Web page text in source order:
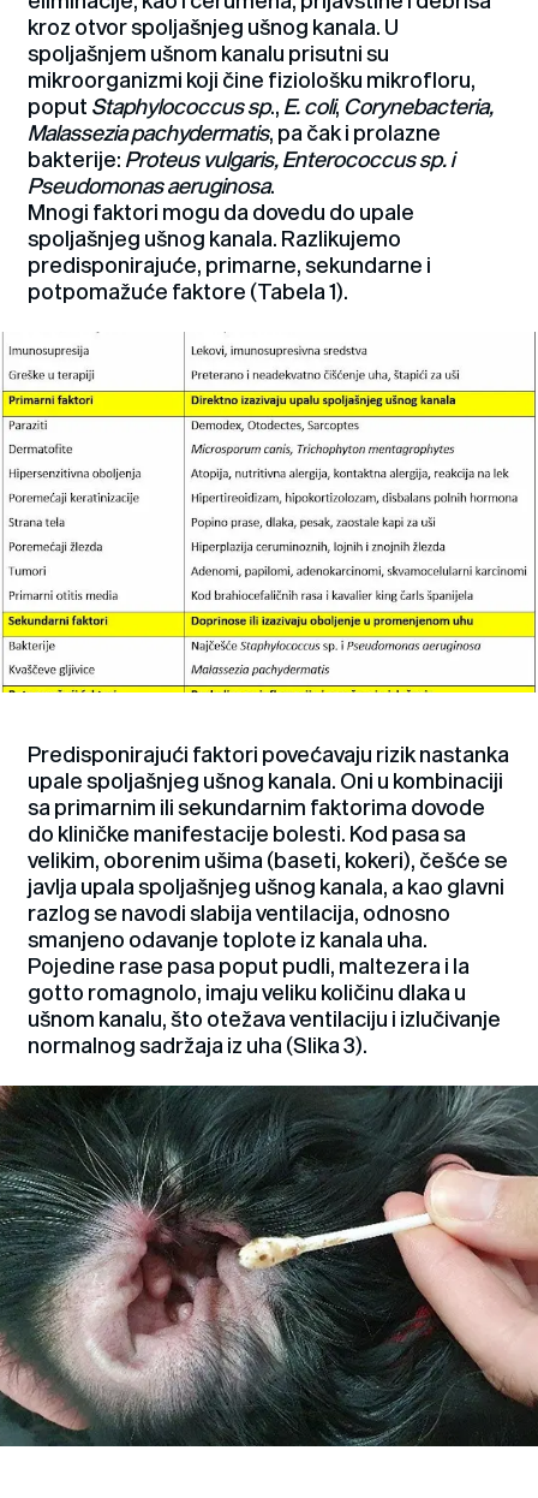
kroz otvor spoljašnjeg ušnog kanala. U
spoljašnjem ušnom kanalu prisutni su
mikroorganizmi koji čine fiziološku mikrofloru,
poput Staphylococcus sp., E. coli, Corynebacteria,
Malassezia pachydermatis, pa čak i prolazne
bakterije: Proteus vulgaris, Enterococcus sp. i
Pseudomonasaeruginosa.
Mnogi faktori mogu da dovedu do upale
spoljašnjeg ušnog kanala. Razlikujemo
predisponirajuće, primarne, sekundarne i
potpomažuće faktore (Tabela 1).
Predisponirajući faktori povećavaju rizik nastanka
upale spoljašnjeg ušnog kanala. Oni u kombinaciji
sa primarnim ili sekundarnim faktorima dovode
do kliničke manifestacije bolesti. Kod pasa sa
velikim, oborenim ušima (baseti, kokeri), češće se
javlja upala spoljašnjeg ušnog kanala, a kao glavni
razlog se navodi slabija ventilacija, odnosno
smanjeno odavanje toplote iz kanala uha.
Pojedine rase pasa poput pudli, maltezera i la
gotto romagnolo, imaju veliku količinu dlaka u
ušnom kanalu, što otežava ventilaciju i izlučivanje
normalnog sadržaja iz uha (Slika 3).